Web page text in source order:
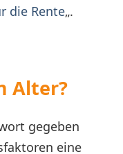
die Rente„.
Alter?
gegeben
eine